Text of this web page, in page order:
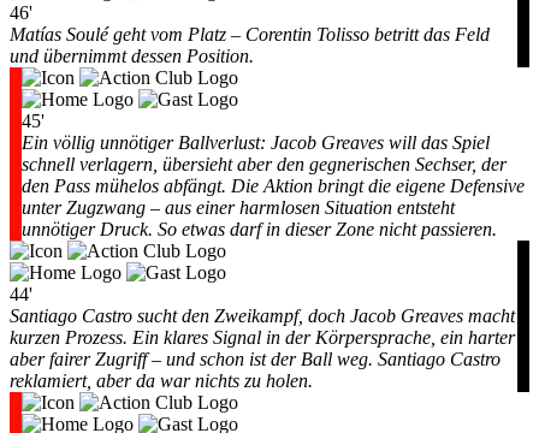
46'
Matías Soulé geht vom Platz – Corentin Tolisso betritt das Feld
und übernimmt dessen Position.
45'
Ein völlig unnötiger Ballverlust: Jacob Greaves will das Spiel
schnell verlagern, übersieht aber den gegnerischen Sechser, der
den Pass mühelos abfängt. Die Aktion bringt die eigene Defensive
unter Zugzwang – aus einer harmlosen Situation entsteht
unnötiger Druck. So etwas darf in dieser Zone nicht passieren.
44'
Santiago Castro sucht den Zweikampf, doch Jacob Greaves macht
kurzen Prozess. Ein klares Signal in der Körpersprache, ein harter
aber fairer Zugriff – und schon ist der Ball weg. Santiago Castro
reklamiert, aber da war nichts zu holen.